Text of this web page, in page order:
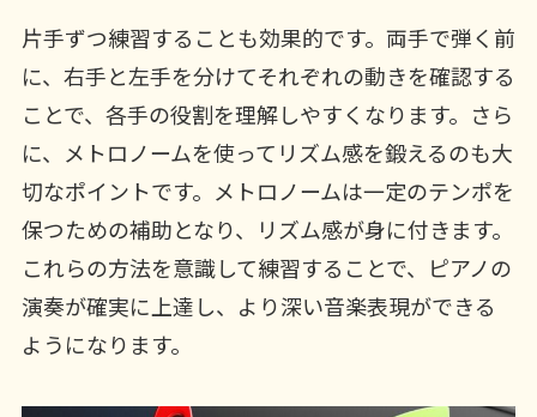
片手ずつ練習することも効果的です。両手で弾く前
に、右手と左手を分けてそれぞれの動きを確認する
ことで、各手の役割を理解しやすくなります。さら
に、メトロノームを使ってリズム感を鍛えるのも大
切なポイントです。メトロノームは一定のテンポを
保つための補助となり、リズム感が身に付きます。
これらの方法を意識して練習することで、ピアノの
演奏が確実に上達し、より深い音楽表現ができる
ようになります。